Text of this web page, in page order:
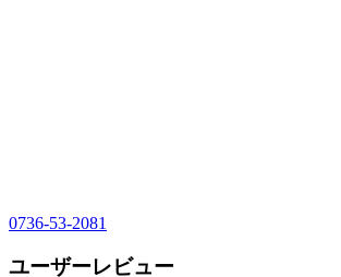
0736-53-2081
ユーザーレビュー